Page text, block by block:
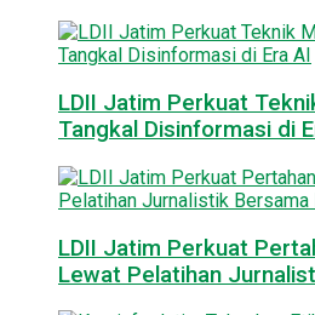
LDII Jatim Perkuat
Tangkal Disinformasi di
LDII Jatim Perkuat
Lewat Pelatihan